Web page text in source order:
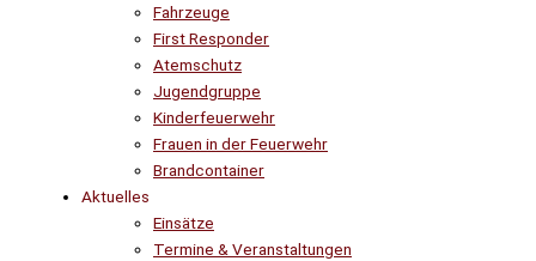
Fahrzeuge
First Responder
Atemschutz
Jugendgruppe
Kinderfeuerwehr
Frauen in der Feuerwehr
Brandcontainer
Aktuelles
Einsätze
Termine & Veranstaltungen